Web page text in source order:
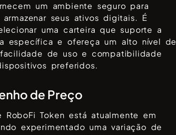
um ambiente seguro para
seus ativos digitais. É
uma carteira que suporte a
específica e ofereça um alto nível de
facilidade de uso e compatibilidade
preferidos.
de Preço
RoboFi Token está atualmente em
experimentado uma variação de